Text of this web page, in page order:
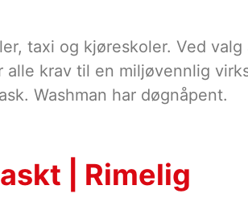
taxi og kjøreskoler. Ved valg
krav til en miljøvennlig
Washman har døgnåpent.
| Rimelig